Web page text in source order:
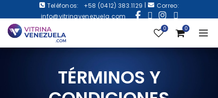
Teléfonos: +58 (0412) 383.1129 |
Correo:
info@vitrinavenezuela.com
0 0
TÉRMINOS Y